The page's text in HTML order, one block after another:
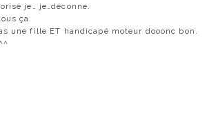
je… je…déconne.
ça.
une fille ET handicapé moteur dooonc bon.